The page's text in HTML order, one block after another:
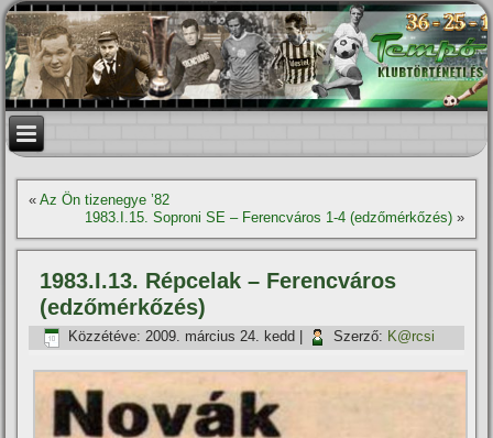
«Az Ön tizenegye ’82
1983.I.15. Soproni SE – Ferencváros 1-4 (edzőmérkőzés)»
1983.I.13. Répcelak – Ferencváros
(edzőmérkőzés)
Közzétéve: 2009. március 24. kedd Szerző: K@rcsi